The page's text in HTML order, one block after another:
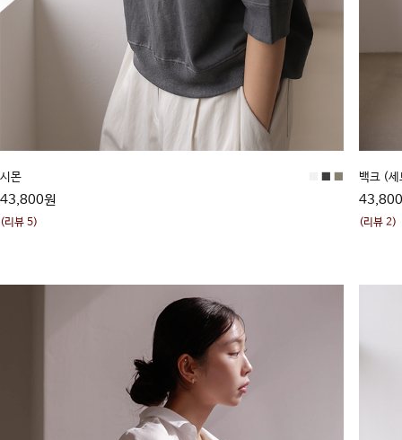
시몬
43,800원
(리뷰 5)
백크 (
(리뷰 2)